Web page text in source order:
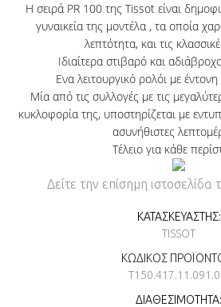
Η σειράPR 100 της Tissot είναι
γυναικεία της μοντέλα , τα οποία
λεπτότητα, και τις
Ιδιαίτερα στιβαρό και
Ενα λειτουργικό ρολόι με
Μία από τις συλλογές με τις
κυκλοφορία της, υποστηρίζεται με
ασυνήθιστες
Τέλειο για κάθε
Δείτε την επίσημη ιστοσελίδα
ΚΑΤΑΣΚΕΥΑΣΤΉΣ:
TISSOT
ΚΩΔΙΚΌΣ
ΔΙΑΘΕΣΙΜΌΤΗΤΑ: